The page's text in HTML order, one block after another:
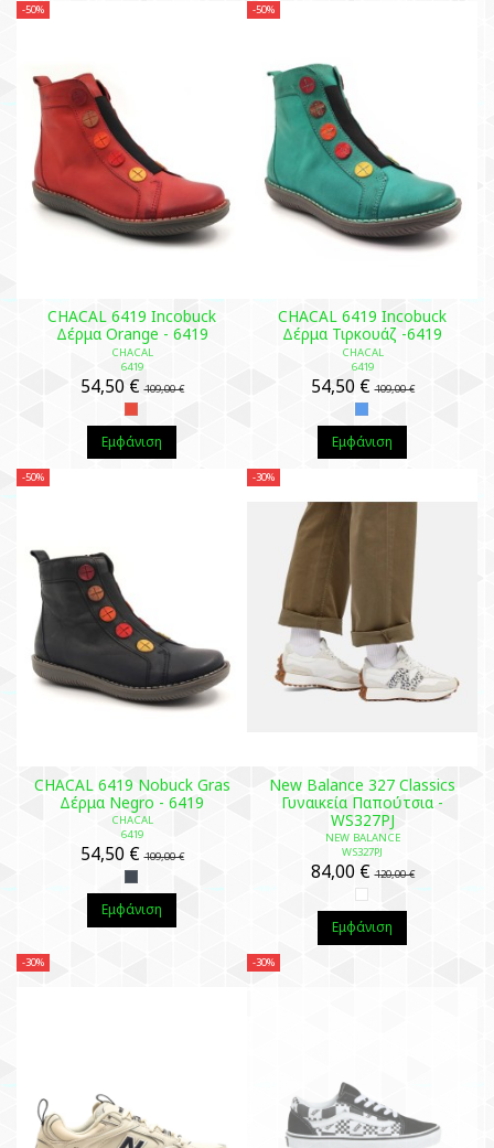
-50%
CHACAL 6419 Incobuck
Δέρμα Orange - 6419
CHACAL
6419
54,50 €109,00 €
Εμφάνιση
-50%
CHACAL 6419 Incobuck
Δέρμα Τιρκουάζ -6419
CHACAL
6419
54,50 €109,00 €
Εμφάνιση
-50%
CHACAL 6419 Nobuck Gras
Δέρμα Negro - 6419
CHACAL
6419
54,50 €109,00 €
Εμφάνιση
-30%
New Balance 327 Classics
Γυναικεία Παπούτσια -
WS327PJ
NEW BALANCE
WS327PJ
84,00 €120,00 €
Εμφάνιση
-30% -30%